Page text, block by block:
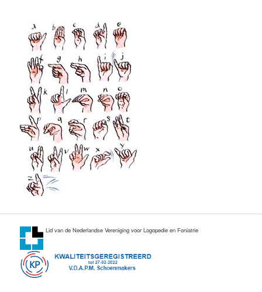
Lid van de Nederlandse Vereniging voor Logopedie en Foniatrie